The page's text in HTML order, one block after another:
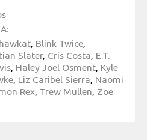
, Blink Twice,
Slater, Cris Costa, E.T.
, Haley Joel Osment, Kyle
, Liz Caribel Sierra, Naomi
Rex, Trew Mullen, Zoe